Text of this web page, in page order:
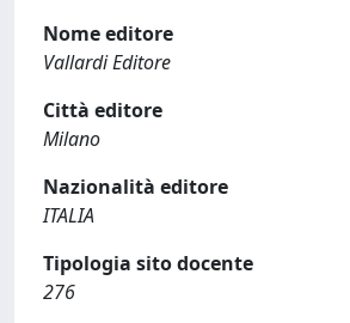
Nome editore
Vallardi Editore
Città editore
Milano
Nazionalità editore
ITALIA
Tipologia sito docente
276